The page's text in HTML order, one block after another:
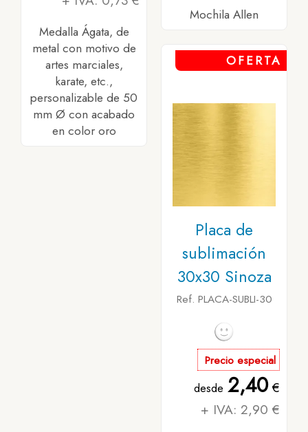
Medalla Ágata, de
metal con motivo de
artes marciales,
karate, etc.,
personalizable de 50
mm Ø con acabado
en color oro
Mochila Allen
OFERTA
Placa de
sublimación
30x30 Sinoza
Ref. PLACA-SUBLI-30
Precio especial
desde 2,40€
+ IVA: 2,90 €